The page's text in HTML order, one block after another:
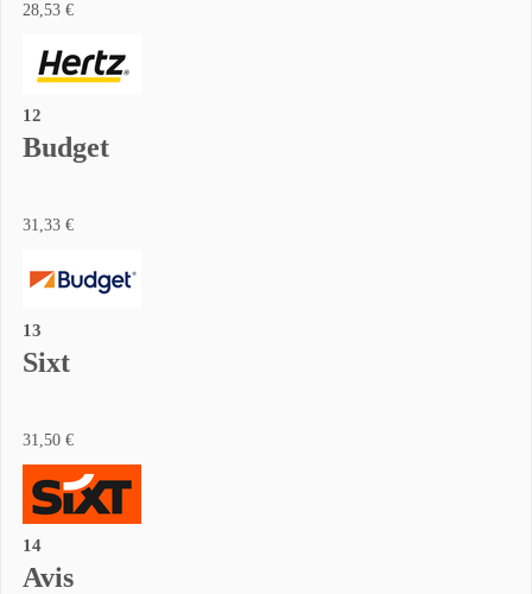
28,53 €
12
Budget
31,33 €
13
Sixt
31,50 €
14
Avis